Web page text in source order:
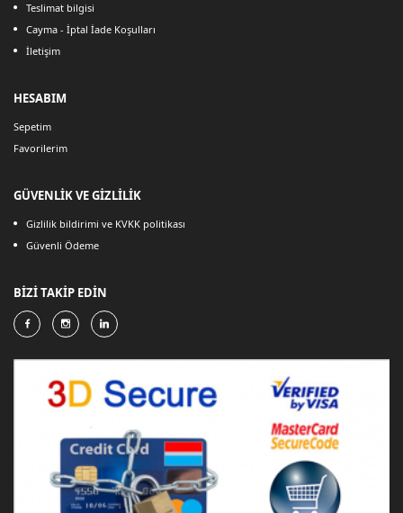
Teslimat bilgisi
Cayma - İptal İade Koşulları
İletişim
HESABIM
Sepetim
Favorilerim
GÜVENLİK VE GİZLİLİK
Gizlilik bildirimi ve KVKK politikası
Güvenli Ödeme
BİZİ TAKİP EDİN